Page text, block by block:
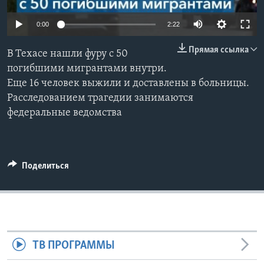
Learning English
СОЦИАЛЬНЫЕ СЕТИ
Языки
0:00 2:22
Прямая ссылка
В Техасе нашли фуру с 50
погибшими мигрантами внутри.
Еще 16 человек выжили и доставлены в больницы.
Расследованием трагедии занимаются
федеральные ведомства
Поделиться
ТВ ПРОГРАММЫ